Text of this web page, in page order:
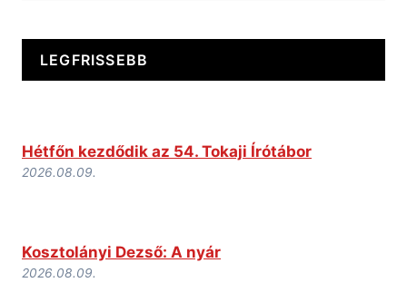
LEGFRISSEBB
Hétfőn kezdődik az 54. Tokaji Írótábor
2026.08.09.
Kosztolányi Dezső: A nyár
2026.08.09.